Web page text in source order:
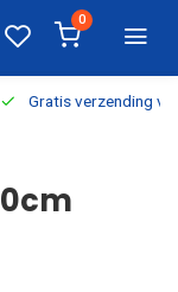
0
Gratis verzending